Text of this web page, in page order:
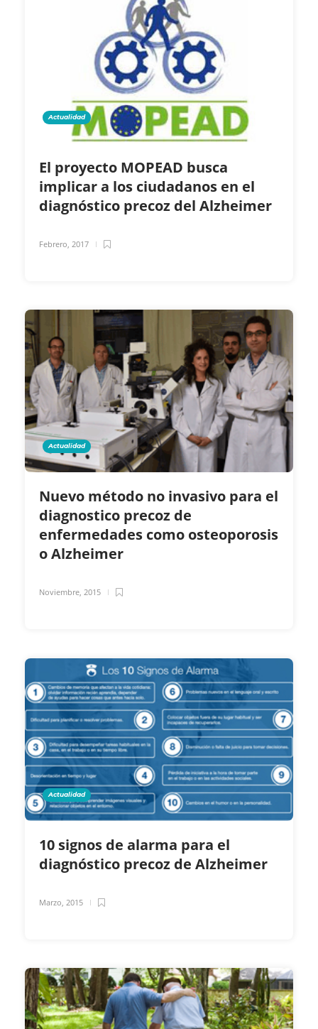
Actualidad
El proyecto MOPEAD busca
implicar a los ciudadanos en el
diagnóstico precoz del Alzheimer
Febrero, 2017
Actualidad
Nuevo método no invasivo para el
diagnostico precoz de
enfermedades como osteoporosis
o Alzheimer
Noviembre, 2015
Actualidad
10 signos de alarma para el
diagnóstico precoz de Alzheimer
Marzo, 2015